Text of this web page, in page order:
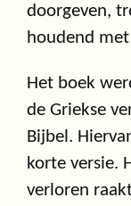
doorgeven,
houdend
Het boek
de Griekse
Bijbel.
korte versie.
verloren